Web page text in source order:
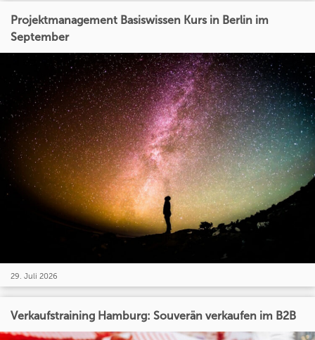
Projektmanagement Basiswissen Kurs in Berlin im
September
29. Juli 2026
Verkaufstraining Hamburg: Souverän verkaufen im B2B